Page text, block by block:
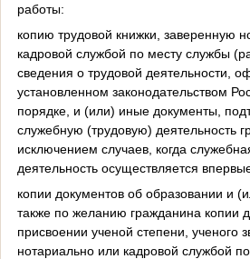
работы:
копию трудовой книжки, заверенную
кадровой службой по месту службы
сведения о трудовой деятельности,
установленном законодательством
порядке, и (или) иные документы,
служебную (трудовую) деятельность
исключением случаев, когда
деятельность осуществляется
копии документов об образовании и
также по желанию гражданина копии
присвоении ученой степени, ученого
нотариально или кадровой службой